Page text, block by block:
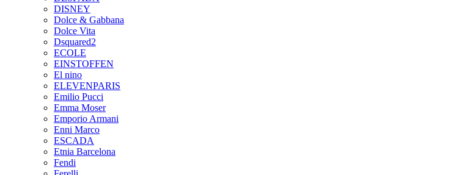
DISNEY
Dolce & Gabbana
Dolce Vita
Dsquared2
ECOLE
EINSTOFFEN
El nino
ELEVENPARIS
Emilio Pucci
Emma Moser
Emporio Armani
Enni Marco
ESCADA
Etnia Barcelona
Fendi